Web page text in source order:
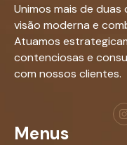
Unimos mais de
visão moderna e
Atuamos
contenciosas e
com nossos clientes.
Menus